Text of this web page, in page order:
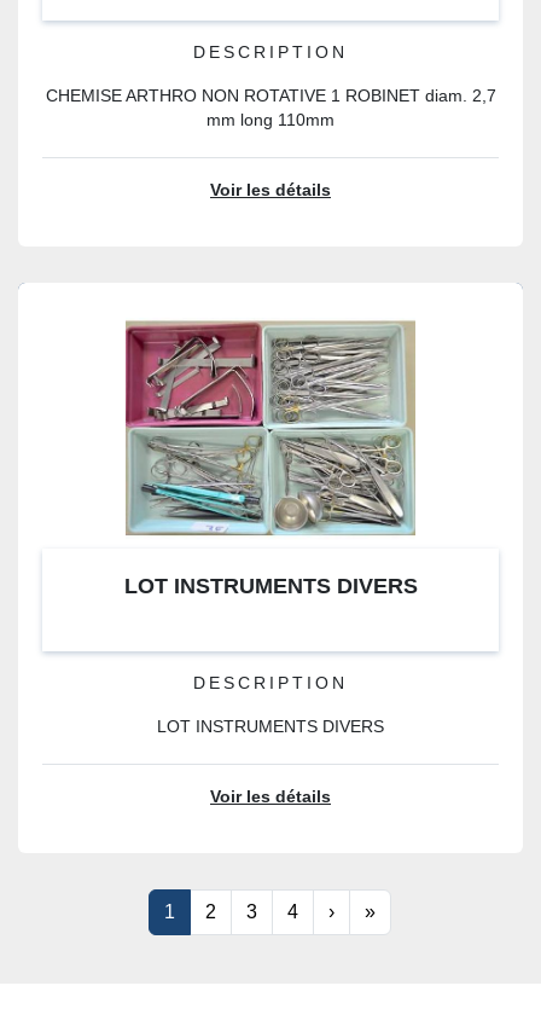
DESCRIPTION
CHEMISE ARTHRO NON ROTATIVE 1 ROBINET diam. 2,7
mm long 110mm
Voir les détails
LOT INSTRUMENTS DIVERS
DESCRIPTION
LOT INSTRUMENTS DIVERS
Voir les détails
1 2 3 4 › »